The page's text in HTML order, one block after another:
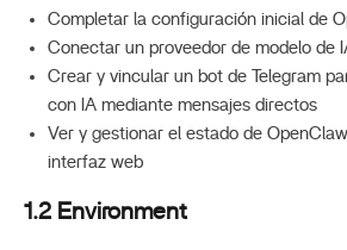
Completar la configuración inicial de
Conectar un proveedor de modelo de
Crear y vincular un bot de Telegram
con IA mediante mensajes directos
Ver y gestionar el estado de
interfaz web
1.2 Environment